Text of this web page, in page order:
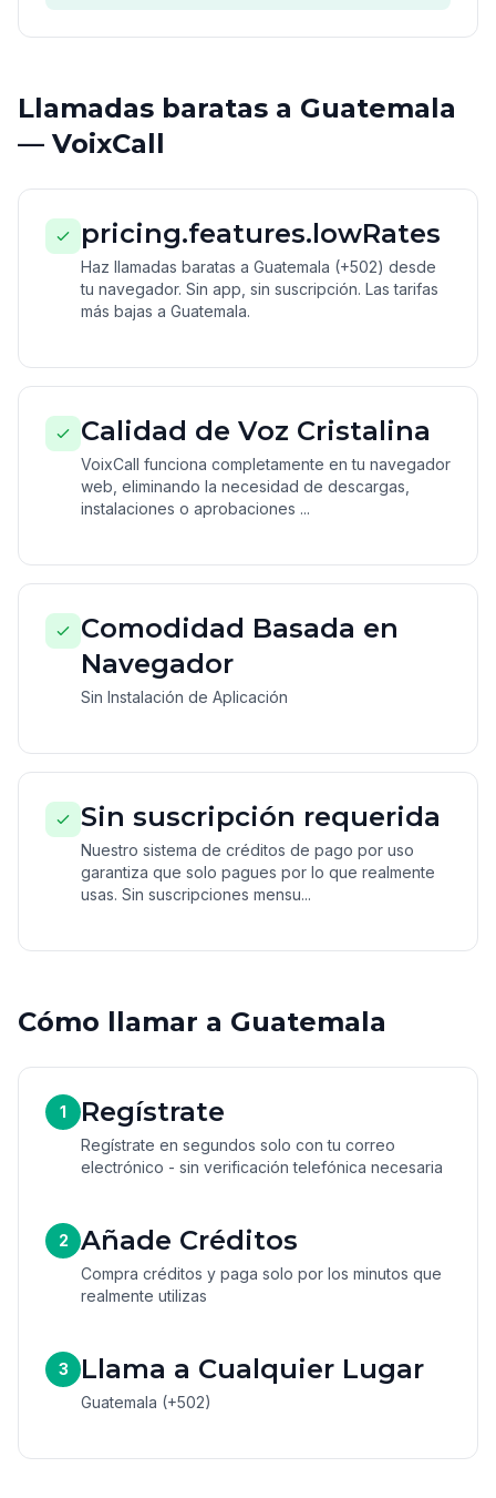
Llamadas baratas a Guatemala
— VoixCall
pricing.features.lowRates
Haz llamadas baratas a Guatemala (+502) desde
tu navegador. Sin app, sin suscripción. Las tarifas
más bajas a Guatemala.
Calidad de Voz Cristalina
VoixCall funciona completamente en tu navegador
web, eliminando la necesidad de descargas,
instalaciones o aprobaciones ...
Comodidad Basada en
Navegador
Sin Instalación de Aplicación
Sin suscripción requerida
Nuestro sistema de créditos de pago por uso
garantiza que solo pagues por lo que realmente
usas. Sin suscripciones mensu...
Cómo llamar a Guatemala
1 Regístrate
Regístrate en segundos solo con tu correo
electrónico - sin verificación telefónica necesaria
2 Añade Créditos
Compra créditos y paga solo por los minutos que
realmente utilizas
3 Llama a Cualquier Lugar
Guatemala (+502)